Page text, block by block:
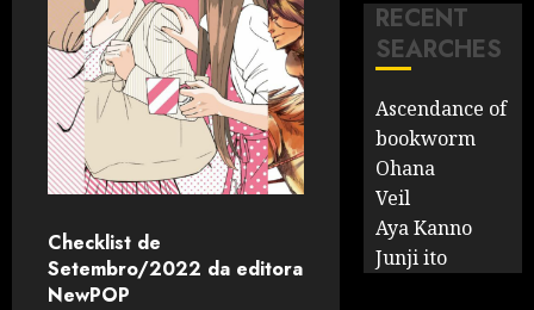
Checklist de
Setembro/2022 da editora
NewPOP
RECENT
SEARCHES
Ascendance of
bookworm
Ohana
Veil
Aya Kanno
Junji ito